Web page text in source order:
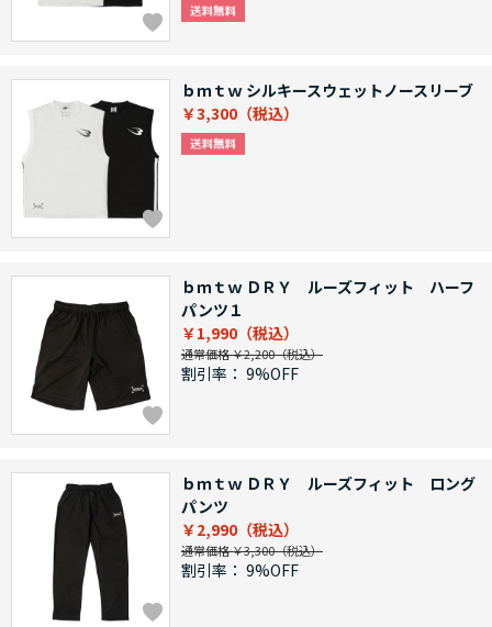
ｂｍｔｗ シルキースウェットノースリーブ
￥3,300
ｂｍｔｗ ＤＲＹ ルーズフィット ハーフ
パンツ１
￥1,990
通常価格 ￥2,200
割引率： 9%OFF
ｂｍｔｗ ＤＲＹ ルーズフィット ロング
パンツ
￥2,990
通常価格 ￥3,300
割引率： 9%OFF